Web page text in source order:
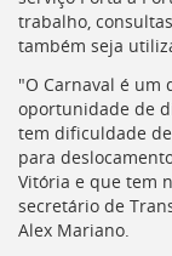
trabalho,
também seja
"O Carnaval é um
oportunidade de
tem dificuldade
para
Vitória e que tem
secretário de
Alex Mariano.